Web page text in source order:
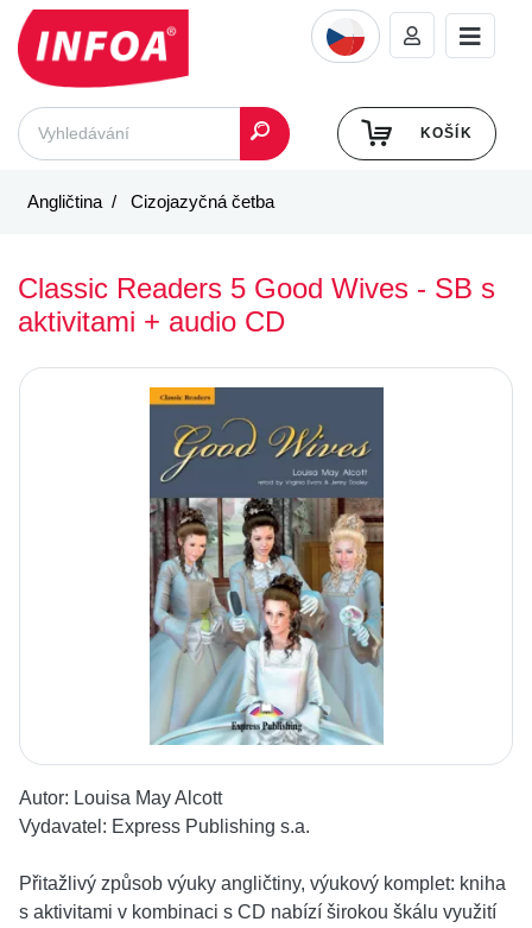
KOŠÍK
Angličtina Cizojazyčná četba
Classic Readers 5 Good Wives - SB s
aktivitami + audio CD
Autor: Louisa May Alcott
Vydavatel: Express Publishing s.a.
Přitažlivý způsob výuky angličtiny, výukový komplet: kniha
s aktivitami v kombinaci s CD nabízí širokou škálu využití